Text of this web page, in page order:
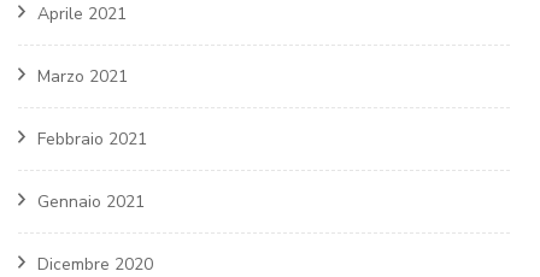
Aprile 2021
Marzo 2021
Febbraio 2021
Gennaio 2021
Dicembre 2020